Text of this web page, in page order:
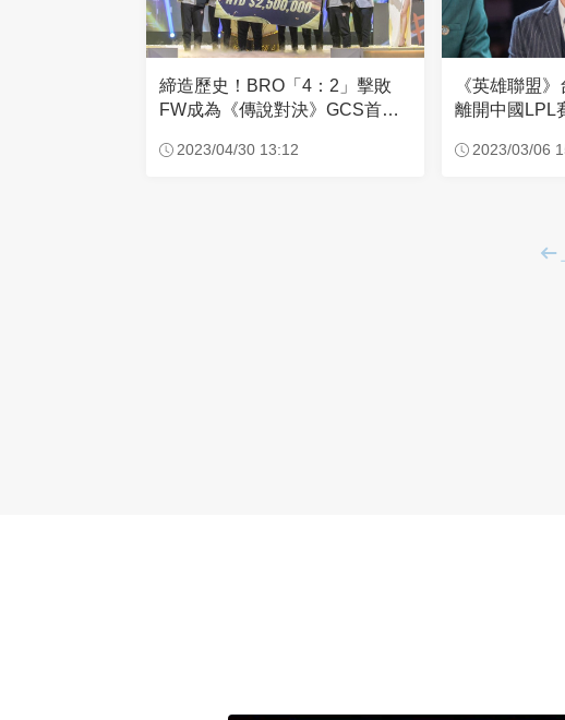
締造歷史！BRO「4：2」擊敗
FW成為《傳說對決》GCS首支
2023/04/30 13:12
《英雄聯盟
離開中國LPL
2023/03/06